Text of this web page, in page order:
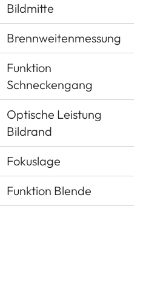
Bildmitte
Brennweitenmessung
Funktion
Schneckengang
Optische Leistung
Bildrand
Fokuslage
Funktion Blende